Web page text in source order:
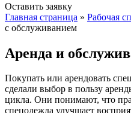
Оставить заявку
Главная страница » Рабочая
с обслуживанием
Аренда и
Покупать или арендовать
сделали выбор в пользу
цикла. Они понимают, что
спецодежда улучшает